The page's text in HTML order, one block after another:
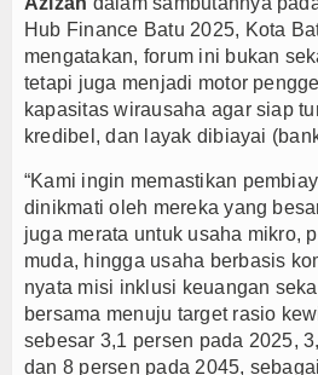
Nurhadi Anggota
Hub Finance Batu 2025, Kota
mengatakan, forum ini bukan
tetapi juga menjadi motor
kapasitas wirausaha agar siap
kredibel, dan layak dibiayai
“Kami ingin memastikan
dinikmati oleh mereka yang
juga merata untuk usaha mikro,
muda, hingga usaha berbasis
nyata misi inklusi keuangan
bersama menuju target rasio
sebesar 3,1 persen pada 2025,
dan 8 persen pada 2045,